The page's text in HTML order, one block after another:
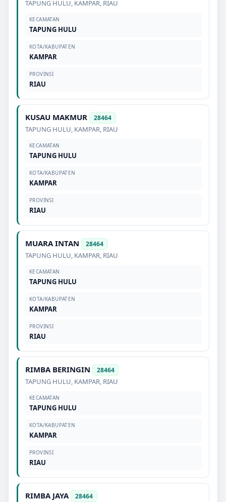
TAPUNG HULU, KAMPAR, RIAU
KECAMATAN
TAPUNG HULU
KOTA/KABUPATEN
KAMPAR
PROVINSI
RIAU
KUSAU MAKMUR 28464
TAPUNG HULU, KAMPAR, RIAU
KECAMATAN
TAPUNG HULU
KOTA/KABUPATEN
KAMPAR
PROVINSI
RIAU
MUARA INTAN 28464
TAPUNG HULU, KAMPAR, RIAU
KECAMATAN
TAPUNG HULU
KOTA/KABUPATEN
KAMPAR
PROVINSI
RIAU
RIMBA BERINGIN 28464
TAPUNG HULU, KAMPAR, RIAU
KECAMATAN
TAPUNG HULU
KOTA/KABUPATEN
KAMPAR
PROVINSI
RIAU
RIMBA JAYA 28464